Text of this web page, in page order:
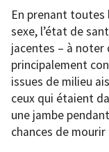
En prenant toutes
sexe, l’état de
jacentes – à noter
principalement
issues de milieu
ceux qui étaient
une jambe
chances de